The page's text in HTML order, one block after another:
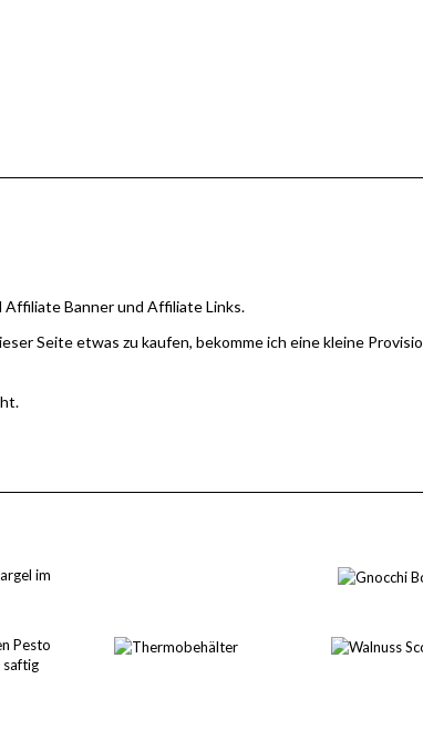
Affiliate Banner und Affiliate Links.
Seite etwas zu kaufen, bekomme ich eine kleine